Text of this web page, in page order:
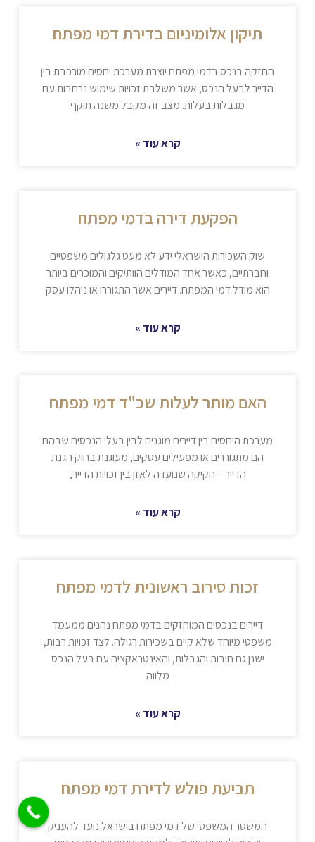
תיקון אלומיניום בדירת דמי מפתח
החזקה בנכס בדמי מפתח יוצרת מערכת יחסים מורכבת בין
הדייר לבעל הנכס, אשר משלבת זכויות שימוש נרחבות עם
מגבלות בעלות. מצב זה מקבל משנה תוקף
קרא עוד »
הפקעת דירה בדמי מפתח
שוק השכירות הישראלי ידע לא מעט גלגולים משפטיים
וחברתיים, כאשר אחד המודלים הוותיקים והמוכרים ביותר
הוא מודל דמי המפתח. דיירים אשר התגוררו או ניהלו עסק
קרא עוד »
האם מותר לעלות שכ"ד דמי מפתח
מערכת היחסים בין דיירים מוגנים לבין בעלי הנכסים שבהם
הם מתגוררים או מפעילים עסקים, מעוגנת בחוק הגנת
הדייר – חקיקה שנועדה לאזן בין זכויות הדייר,
קרא עוד »
זכות סירוב ראשונית לדמי מפתח
דיירים בנכסים המוחזקים בדמי מפתח נהנים ממעמד
משפטי מיוחד שלא קיים בשכירות רגילה. לצד זכויות רבות,
ישנן גם חובות והגבלות, והאינטראקציה עם בעל הנכס
מלווה
קרא עוד »
תביעת פולש לדירת דמי מפתח
המשטר המשפטי של דמי מפתח בישראל נועד להעניק